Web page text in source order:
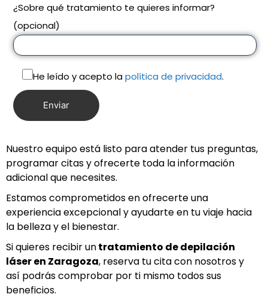
¿Sobre qué tratamiento te quieres informar?
(opcional)
He leído y acepto lapolítica de privacidad.
Nuestro equipo está listo para atender tus preguntas,
programar citas y ofrecerte toda la información
adicional que necesites.
Estamos comprometidos en ofrecerte una
experiencia excepcional y ayudarte en tu viaje hacia
la belleza y el bienestar.
Si quieres recibir untratamiento de depilación
láser en Zaragoza, reserva tu cita con nosotros y
así podrás comprobar por ti mismo todos sus
beneficios.